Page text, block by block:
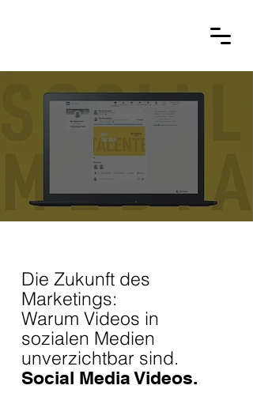
Die Zukunft des
Marketings:
Warum Videos in
sozialen Medien
unverzichtbar sind.
Social Media Videos.